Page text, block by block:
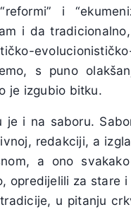
i
i da
s puno
je izgubio bitku.
je i na saboru.
redakciji, a
a ono
opredijelili za stare
u pitanju